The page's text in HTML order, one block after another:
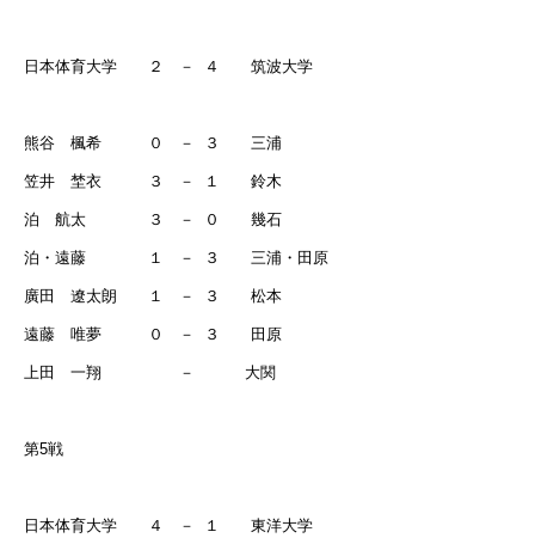
日本体育大学 ２ － ４ 筑波大学
熊谷 楓希 ０ － ３ 三浦
笠井 埜衣 ３ － １ 鈴木
泊 航太 ３ － ０ 幾石
泊・遠藤 １ － ３ 三浦・田原
廣田 遼太朗 １ － ３ 松本
遠藤 唯夢 ０ － ３ 田原
上田 一翔 － 大関
第5戦
日本体育大学 ４ － １ 東洋大学